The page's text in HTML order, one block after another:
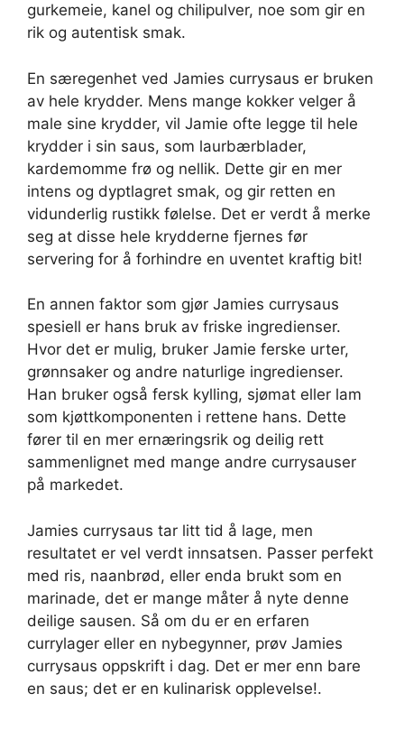
gurkemeie, kanel og chilipulver, noe som gir en
rik og autentisk smak.
En særegenhet ved Jamies currysaus er bruken
av hele krydder. Mens mange kokker velger å
male sine krydder, vil Jamie ofte legge til hele
krydder i sin saus, som laurbærblader,
kardemomme frø og nellik. Dette gir en mer
intens og dyptlagret smak, og gir retten en
vidunderlig rustikk følelse. Det er verdt å merke
seg at disse hele krydderne fjernes før
servering for å forhindre en uventet kraftig bit!
En annen faktor som gjør Jamies currysaus
spesiell er hans bruk av friske ingredienser.
Hvor det er mulig, bruker Jamie ferske urter,
grønnsaker og andre naturlige ingredienser.
Han bruker også fersk kylling, sjømat eller lam
som kjøttkomponenten i rettene hans. Dette
fører til en mer ernæringsrik og deilig rett
sammenlignet med mange andre currysauser
på markedet.
Jamies currysaus tar litt tid å lage, men
resultatet er vel verdt innsatsen. Passer perfekt
med ris, naanbrød, eller enda brukt som en
marinade, det er mange måter å nyte denne
deilige sausen. Så om du er en erfaren
currylager eller en nybegynner, prøv Jamies
currysaus oppskrift i dag. Det er mer enn bare
en saus; det er en kulinarisk opplevelse!.